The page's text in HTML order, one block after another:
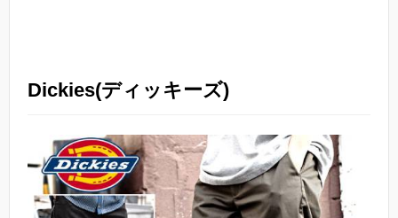
Dickies(ディッキーズ)